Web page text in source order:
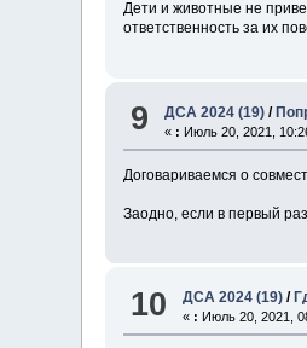
Дети и животные не
ответственность за их
9 ДСА 2024 (19) /
« : Июль 20, 2021,
Договариваемся о
Заодно, если в первый
10 ДСА 2024 (19) /
« : Июль 20, 2021,